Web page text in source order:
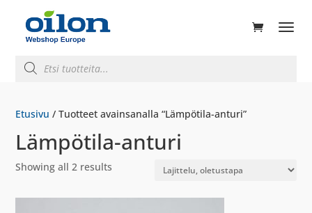
search
Etusivu / Tuotteet avainsanalla “Lämpötila-anturi”
Lämpötila-anturi
Showing all 2 results